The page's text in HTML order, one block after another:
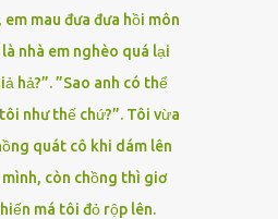
em mau đưa đưa hồi môn
là nhà em nghèo quá lại
hả?”. ”Sao anh có thể
như thế chứ?”. Tôi vừa
quát cô khi dám lên
còn chồng thì giơ
má tôi đỏ rộp lên.